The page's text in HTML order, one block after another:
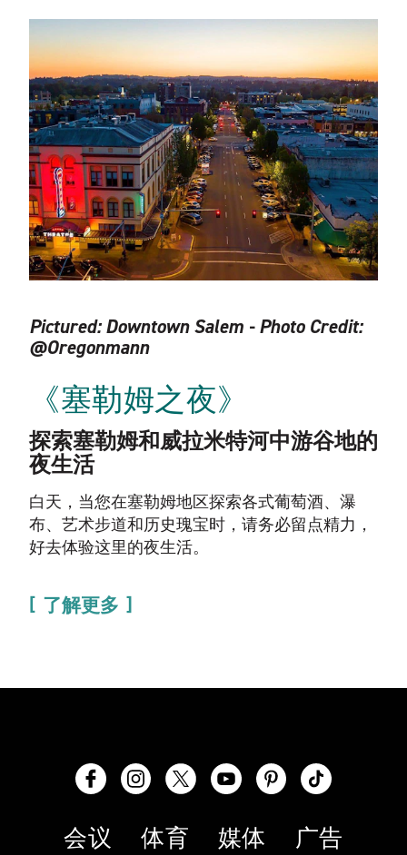
Pictured:Downtown Salem - Photo Credit:
@Oregonmann
《塞勒姆之夜》
探索塞勒姆和威拉米特河中游谷地的
夜生活
白天，当您在塞勒姆地区探索各式葡萄酒、瀑
布、艺术步道和历史瑰宝时，请务必留点精力，
好去体验这里的夜生活。
了解更多
会议 体育 媒体 广告